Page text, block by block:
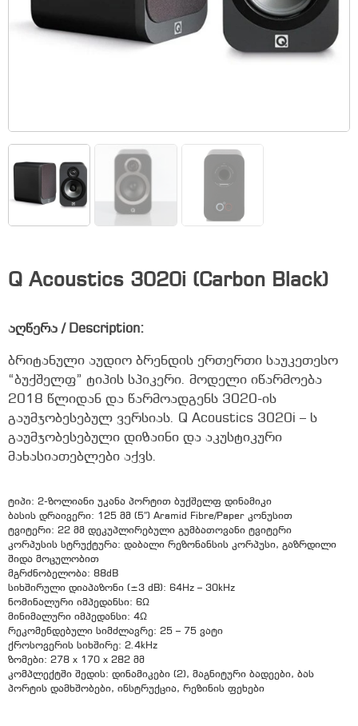
Q Acoustics 3020i (Carbon Black)
აღწერა / Description:
ბრიტანული აუდიო ბრენდის ერთერთი საუკეთესო
“ბუქშელფ” ტიპის სპიკერი. მოდელი იწარმოება
2018 წლიდან და წარმოადგენს 3020-ის
გაუმჯობესებულ ვერსიას. Q Acoustics 3020i – ს
გაუმჯობესებული დიზაინი და აკუსტიკური
მახასიათებლები აქვს.
ტიპი: 2-ზოლიანი უკანა პორტით ბუქშელფ დინამიკი
ბასის დრაივერი: 125 მმ (5″) Aramid Fibre/Paper კონუსით
ტვიტერი: 22 მმ დეკუპლირებული გუმბათოვანი ტვიტერი
კორპუსის სტრუქტურა: დაბალი რეზონანსის კორპუსი, გაზრდილი
შიდა მოცულობით
მგრძნობელობა: 88dB
სიხშირული დიაპაზონი (±3 dB): 64Hz – 30kHz
ნომინალური იმპედანსი: 6Ω
მინიმალური იმპედანსი: 4Ω
რეკომენდებული სიმძლავრე: 25 – 75 ვატი
ქროსოვერის სიხშირე: 2.4kHz
ზომები: 278 x 170 x 282 მმ
კომპლექტში შედის: დინამიკები (2), მაგნიტური ბადეები, ბას
პორტის დამხშობები, ინსტრუქცია, რეზინის ფეხები